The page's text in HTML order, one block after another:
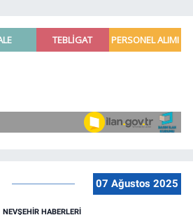
07 Ağustos 2025
NEVŞEHIR HABERLERI